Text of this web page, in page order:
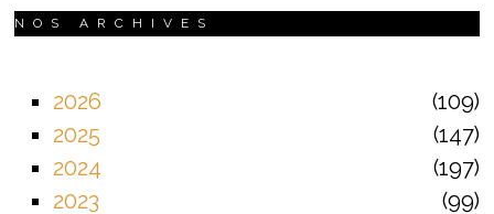
NOS ARCHIVES
2026
109
2025
147
2024
197
2023
99